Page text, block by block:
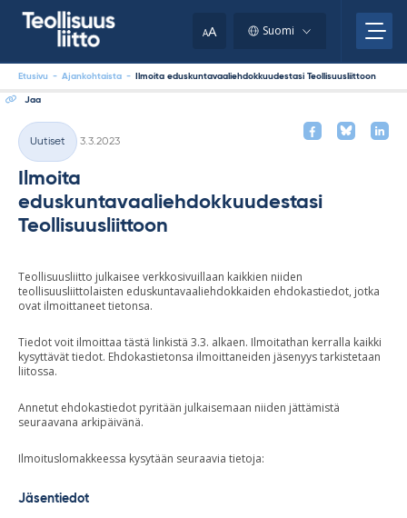
AA Suomi
Etusivu - Ajankohtaista - Ilmoita eduskuntavaaliehdokkuudestasi Teollisuusliittoon
Jaa
Kategoriat
Uutiset
3.3.2023
Ilmoita
eduskuntavaaliehdokkuudestasi
Teollisuusliittoon
Teollisuusliitto julkaisee verkkosivuillaan kaikkien niiden
teollisuusliittolaisten eduskuntavaaliehdokkaiden ehdokastiedot, jotka
ovat ilmoittaneet tietonsa.
Tiedot voit ilmoittaa tästä linkistä 3.3. alkaen. Ilmoitathan kerralla kaikki
kysyttävät tiedot. Ehdokastietonsa ilmoittaneiden jäsenyys tarkistetaan
liitossa.
Annetut ehdokastiedot pyritään julkaisemaan niiden jättämistä
seuraavana arkipäivänä.
Ilmoituslomakkeessa kysytään seuraavia tietoja:
Jäsentiedot
clipboard.)